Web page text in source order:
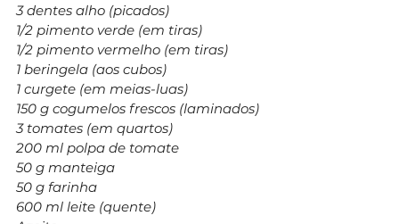
3 dentes alho (picados)
1/2 pimento verde (em tiras)
1/2 pimento vermelho (em tiras)
1 beringela (aos cubos)
1 curgete (em meias-luas)
150 g cogumelos frescos (laminados)
3 tomates (em quartos)
200 ml polpa de tomate
50 g manteiga
50 g farinha
600 ml leite (quente)